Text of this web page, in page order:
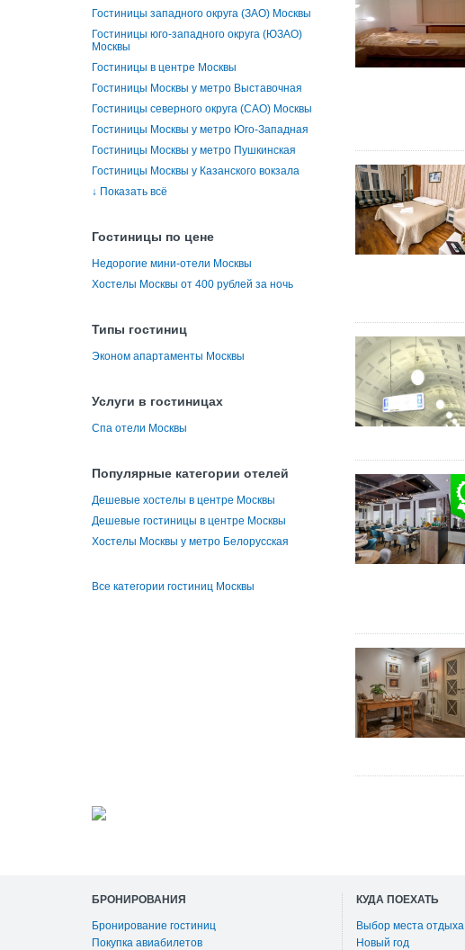
Гостиницы западного округа (ЗАО) Москвы
Гостиницы юго-западного округа (ЮЗАО)
Москвы
Гостиницы в центре Москвы
Гостиницы Москвы у метро Выставочная
Гостиницы северного округа (САО) Москвы
Гостиницы Москвы у метро Юго-Западная
Гостиницы Москвы у метро Пушкинская
Гостиницы Москвы у Казанского вокзала
↓ Показать всё
Гостиницы по цене
Недорогие мини-отели Москвы
Хостелы Москвы от 400 рублей за ночь
Типы гостиниц
Эконом апартаменты Москвы
Услуги в гостиницах
Спа отели Москвы
Популярные категории отелей
Дешевые хостелы в центре Москвы
Дешевые гостиницы в центре Москвы
Хостелы Москвы у метро Белорусская
Все категории гостиниц Москвы
БРОНИРОВАНИЯ
Бронирование гостиниц
Покупка авиабилетов
КУДА ПОЕХАТЬ
Выбор места отдыха
Новый год